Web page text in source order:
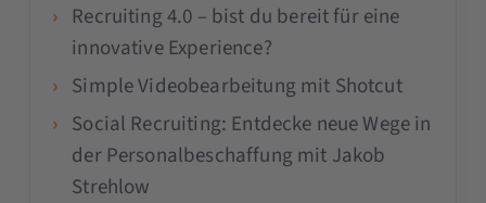
Recruiting 4.0 – bist du bereit für eine
innovative Experience?
Simple Videobearbeitung mit Shotcut
Social Recruiting: Entdecke neue Wege in
der Personalbeschaffung mit Jakob
Strehlow